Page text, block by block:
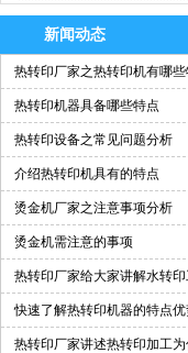
新闻动态
热转印厂家之热转印机有哪些
热转印机器具备哪些特点
热转印设备之常见问题分析
介绍热转印机具有的特点
烫金机厂家之注意事项分析
烫金机需注意的事项
热转印厂家给大家讲解水转
的优点
快速了解热转印机器的特点
热转印厂家讲述热转印加工